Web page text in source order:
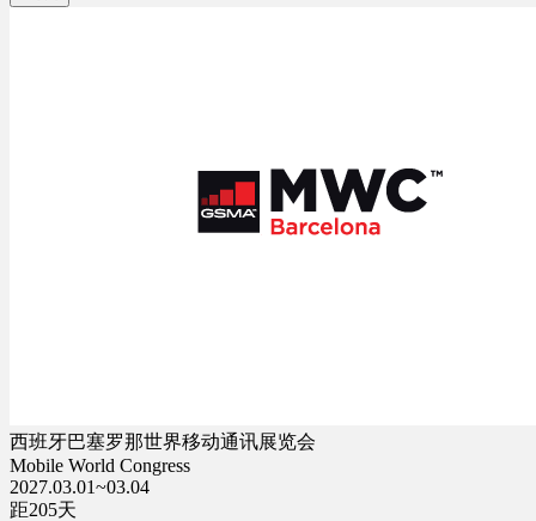
西班牙巴塞罗那世界移动通讯展览会
Mobile World Congress
2027.03.01~03.04
距205天